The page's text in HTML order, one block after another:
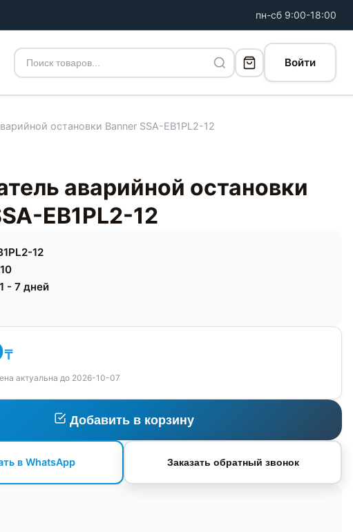
пн-сб 9:00-18:00
Войти
остановки Banner SSA-EB1PL2-12
аварийной остановки
EB1PL2-12
12
1 - 7 дней
₸
актуальна до 2026-10-07
Добавить в корзину
в WhatsApp Заказать обратный звонок